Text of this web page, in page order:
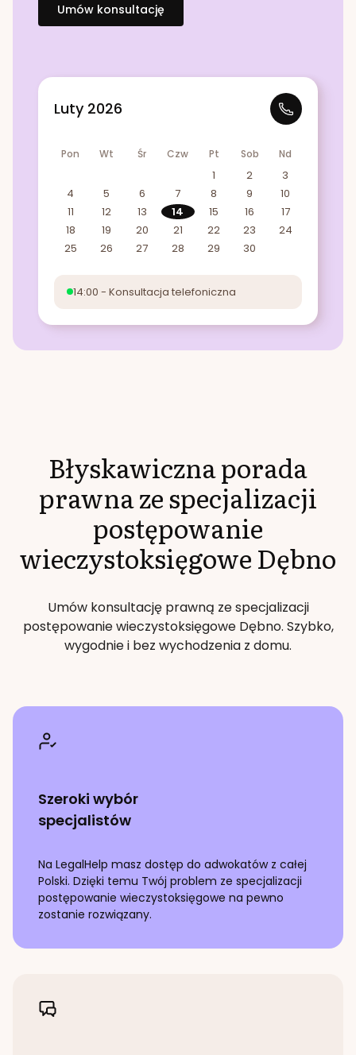
Umów konsultację
Luty 2026
Pon Wt Śr Czw Pt Sob Nd
1 2
3
4
5 6 7 8 9
10
11
12 13 14 15 16
17
18
19 20 21 22 23
24
25
26 27 28 29 30
14:00 - Konsultacja telefoniczna
Błyskawiczna porada
prawna ze specjalizacji
postępowanie
wieczystoksięgoweDębno
Umów konsultację prawną ze specjalizacji
postępowanie wieczystoksięgoweDębno. Szybko,
wygodnie i bez wychodzenia z domu.
Szeroki wybór
specjalistów
Na LegalHelp masz dostęp do adwokatów z całej
Polski. Dzięki temu Twój problem ze specjalizacji
postępowanie wieczystoksięgowe na pewno
zostanie rozwiązany.